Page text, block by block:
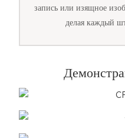
запись или изящное
делая каждый